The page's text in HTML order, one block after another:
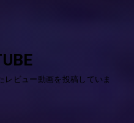
レビュー動画を投稿していま